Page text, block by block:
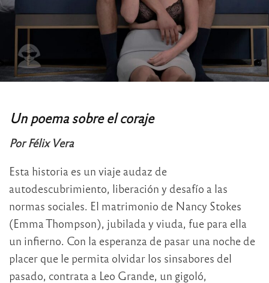
Un poema sobre el coraje
Por Félix Vera
Esta historia es un viaje audaz de
autodescubrimiento, liberación y desafío a las
normas sociales. El matrimonio de Nancy Stokes
(Emma Thompson), jubilada y viuda, fue para ella
un infierno. Con la esperanza de pasar una noche de
placer que le permita olvidar los sinsabores del
pasado, contrata a Leo Grande, un gigoló,